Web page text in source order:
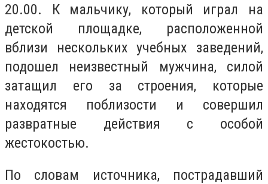
20.00. К мальчику, который играл на
детской площадке, расположенной
вблизи нескольких учебных заведений,
подошел неизвестный мужчина, силой
затащил его за строения, которые
находятся поблизости и совершил
развратные действия с особой
жестокостью.
По словам источника, пострадавший